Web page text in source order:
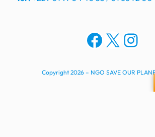
Facebook
X
Copyright 2026 – NGO SAVE OUR